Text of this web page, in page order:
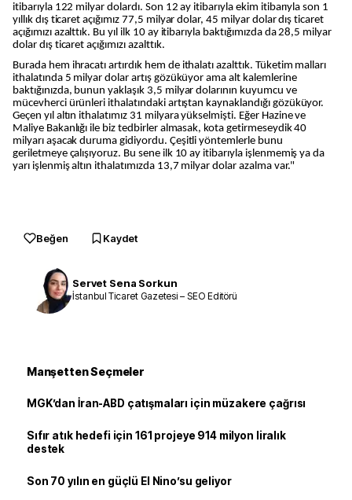
itibarıyla 122 milyar dolardı. Son 12 ay itibarıyla ekim itibarıyla son 1
yıllık dış ticaret açığımız 77,5 milyar dolar, 45 milyar dolar dış ticaret
açığımızı azalttık. Bu yıl ilk 10 ay itibarıyla baktığımızda da 28,5 milyar
dolar dış ticaret açığımızı azalttık.
Burada hem ihracatı artırdık hem de ithalatı azalttık. Tüketim malları
ithalatında 5 milyar dolar artış gözüküyor ama alt kalemlerine
baktığınızda, bunun yaklaşık 3,5 milyar dolarının kuyumcu ve
mücevherci ürünleri ithalatındaki artıştan kaynaklandığı gözüküyor.
Geçen yıl altın ithalatımız 31 milyara yükselmişti. Eğer Hazine ve
Maliye Bakanlığı ile biz tedbirler almasak, kota getirmeseydik 40
milyarı aşacak duruma gidiyordu. Çeşitli yöntemlerle bunu
geriletmeye çalışıyoruz. Bu sene ilk 10 ay itibarıyla işlenmemiş ya da
yarı işlenmiş altın ithalatımızda 13,7 milyar dolar azalma var."
Beğen Kaydet
Servet Sena Sorkun
İstanbul Ticaret Gazetesi – SEO Editörü
Manşetten Seçmeler
MGK’dan İran-ABD çatışmaları için müzakere çağrısı
Sıfır atık hedefi için 161 projeye 914 milyon liralık
destek
Son 70 yılın en güçlü El Nino’su geliyor